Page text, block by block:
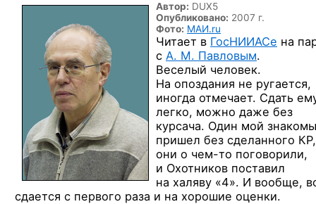
Автор: DUX5
Опубликовано: 2007 г.
Фото: МАИ.ru
Читает в ГосНИИАСе на
с А. М. Павловым.
Веселый человек.
На опоздания не ругается,
иногда отмечает. Сдать
легко, можно даже без
курсача. Один мой
пришел без сделанного КР,
они о чем-то поговорили,
и Охотников поставил
на халяву «4». И вообще,
сдается с первого раза и на хорошие оценки.